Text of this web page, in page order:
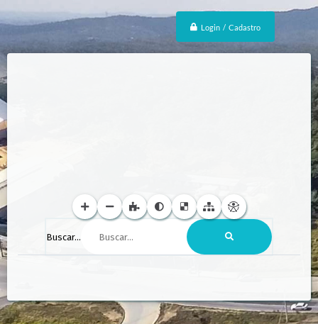
Login / Cadastro
Buscar...